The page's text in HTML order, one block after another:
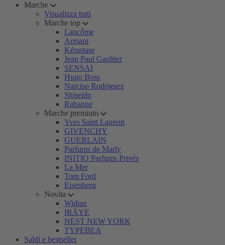
Marche
Visualizza tutti
Marche top
Lancôme
Armani
Kérastase
Jean Paul Gaultier
SENSAI
Hugo Boss
Narciso Rodriguez
Shiseido
Rabanne
Marche premium
Yves Saint Laurent
GIVENCHY
GUERLAIN
Parfums de Marly
INITIO Parfums Privés
La Mer
Tom Ford
Eisenberg
Novita
Widian
IRÄYE
NEST NEW YORK
TYPEBEA
Saldi e bestseller